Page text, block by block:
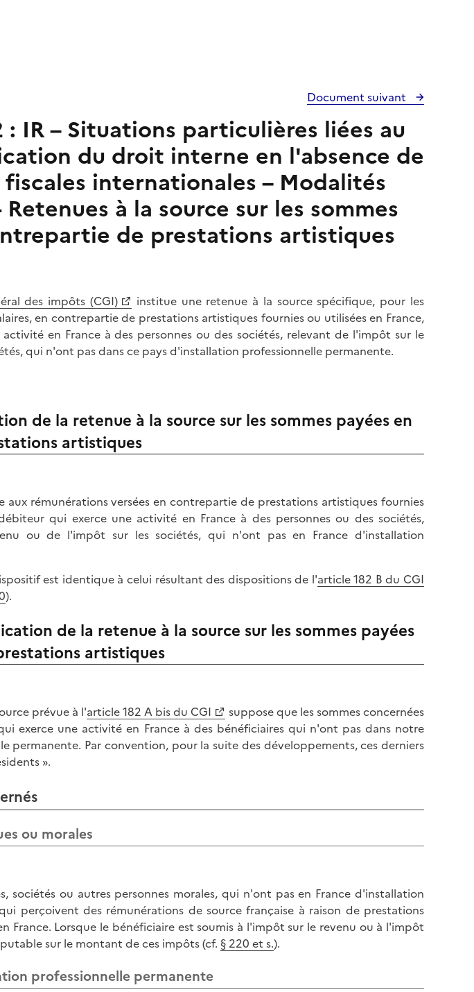
Document suivant
: IR – Situations particulières liées au
du droit interne en l'absence de
internationales – Modalités
à la source sur les sommes
de prestations artistiques
des impôts (CGI)
institue une retenue à la source spécifique, pour les
en contrepartie de prestations artistiques fournies ou utilisées en France,
en France à des personnes ou des sociétés, relevant de l'impôt sur le
qui n'ont pas dans ce pays d'installation professionnelle permanente.
de la retenue à la source sur les sommes payées en
artistiques
aux rémunérations versées en contrepartie de prestations artistiques fournies
qui exerce une activité en France à des personnes ou des sociétés,
ou de l'impôt sur les sociétés, qui n'ont pas en France d'installation
est identique à celui résultant des dispositions de l'article 182 B du CGI
).
de la retenue à la source sur les sommes payées
artistiques
prévue à l'article 182 A bis du CGI
suppose que les sommes concernées
exerce une activité en France à des bénéficiaires qui n'ont pas dans notre
permanente. Par convention, pour la suite des développements, ces derniers
».
ou morales
sociétés ou autres personnes morales, qui n'ont pas en France d'installation
perçoivent des rémunérations de source française à raison de prestations
France. Lorsque le bénéficiaire est soumis à l'impôt sur le revenu ou à l'impôt
sur le montant de ces impôts (cf. § 220 et s.).
professionnelle permanente